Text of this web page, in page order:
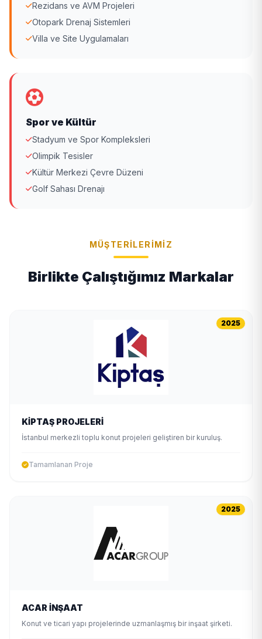
Rezidans ve AVM Projeleri
Otopark Drenaj Sistemleri
Villa ve Site Uygulamaları
Spor ve Kültür
Stadyum ve Spor Kompleksleri
Olimpik Tesisler
Kültür Merkezi Çevre Düzeni
Golf Sahası Drenajı
MÜŞTERILERIMIZ
Birlikte Çalıştığımız Markalar
2025
KİPTAŞ PROJELERİ
İstanbul merkezli toplu konut projeleri geliştiren bir kuruluş.
Tamamlanan Proje
2025
ACAR İNŞAAT
Konut ve ticari yapı projelerinde uzmanlaşmış bir inşaat şirketi.